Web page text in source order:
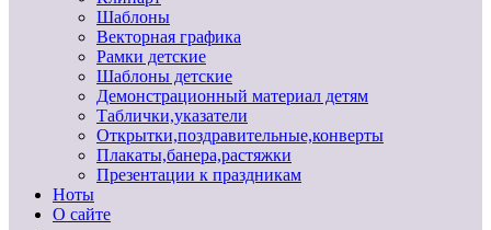
Шаблоны
Векторная графика
Рамки детские
Шаблоны детские
Демонстрационный материал детям
Таблички,указатели
Открытки,поздравительные,конверты
Плакаты,банера,растяжки
Презентации к праздникам
Ноты
О сайте